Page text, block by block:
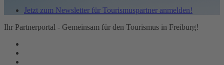
Jetzt zum Newsletter für Tourismuspartner anmelden!
Ihr Partnerportal - Gemeinsam für den Tourismus in Freiburg!